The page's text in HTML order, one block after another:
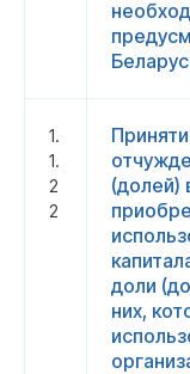
1.
1.
2
2
(долей)
доли
них,